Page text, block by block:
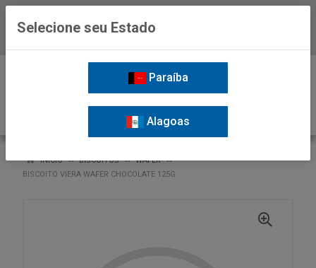
INÍCIO BISCOITOS
WAFER
BISCOITO VIERA WAFER CHOCOLATE 125G
Selecione seu Estado
Paraíba
Alagoas